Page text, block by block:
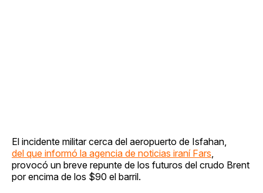
El incidente militar cerca del aeropuerto de Isfahan,
del que informó la agencia de noticias iraní Fars
provocó un breve repunte de los futuros del crudo Brent
por encima de los $90 el barril.